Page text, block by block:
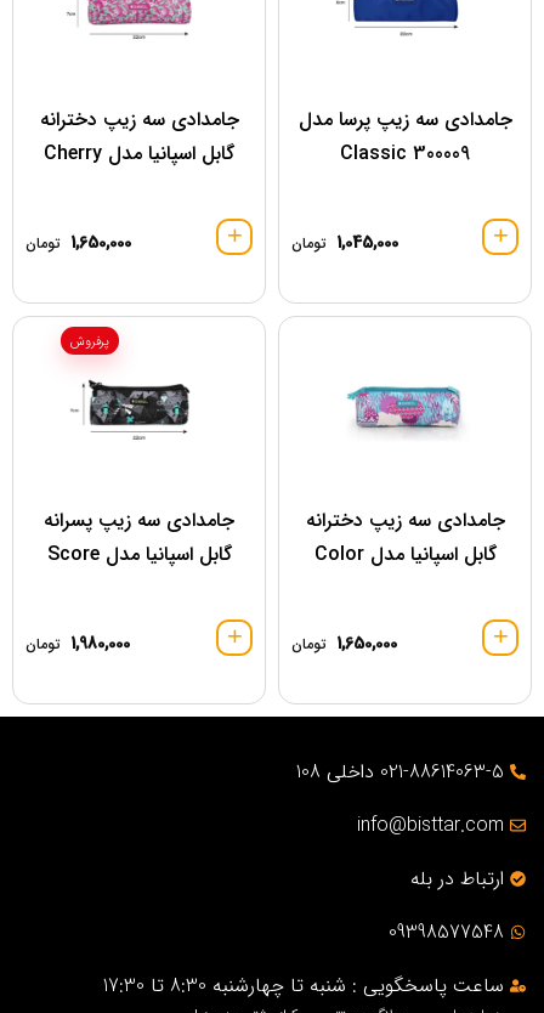
جامدادی سه زیپ پرسا مدل
300009 Classic
1,045,000 تومان
جامدادی سه زیپ دخترانه
گابل اسپانیا مدل Cherry
1,650,000 تومان
جامدادی سه زیپ دخترانه
گابل اسپانیا مدل Color
1,650,000 تومان
جامدادی سه زیپ پسرانه
گابل اسپانیا مدل Score
1,980,000 تومان
پرفروش
021-88614063-5 داخلی 108
info@bisttar.com
ارتباط در بله
09398577548
ساعت پاسخگویی : شنبه تا چهارشنبه 8:30 تا 17:30